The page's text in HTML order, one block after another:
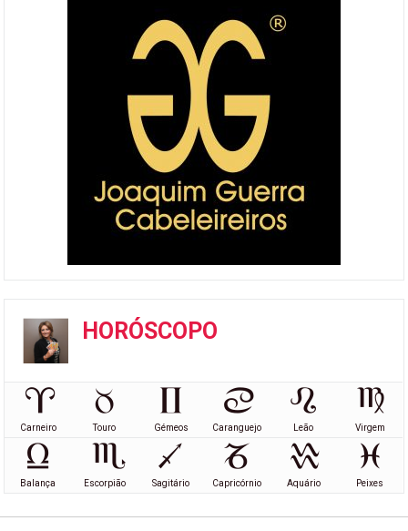
HORÓSCOPO
Carneiro Touro Gémeos Caranguejo Leão Virgem
Balança Escorpião Sagitário Capricórnio Aquário Peixes